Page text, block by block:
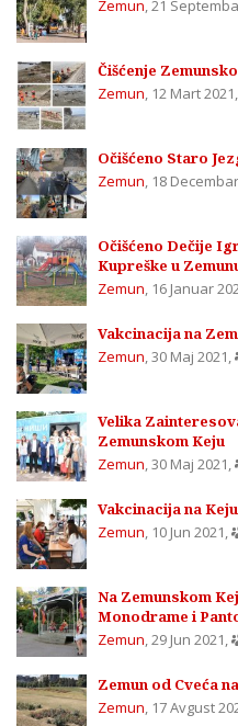
Zemun,21
Čišćenje
Zemun, 12 Mart 2021,
Očišćeno Staro
Zemun, 18
Očišćeno Dečije
Kupreške u
Zemun, 16 Januar
Vakcinacija na
Zemun,30 Maj 2021,
Velika
Zemunskom Keju
Zemun,30 Maj 2021,
Vakcinacija na
Zemun, 10 Jun 2021,
Na Zemunskom
Monodrame i
Zemun,29 Jun 2021,
Zemun od Cveća
Zemun, 17 Avgust